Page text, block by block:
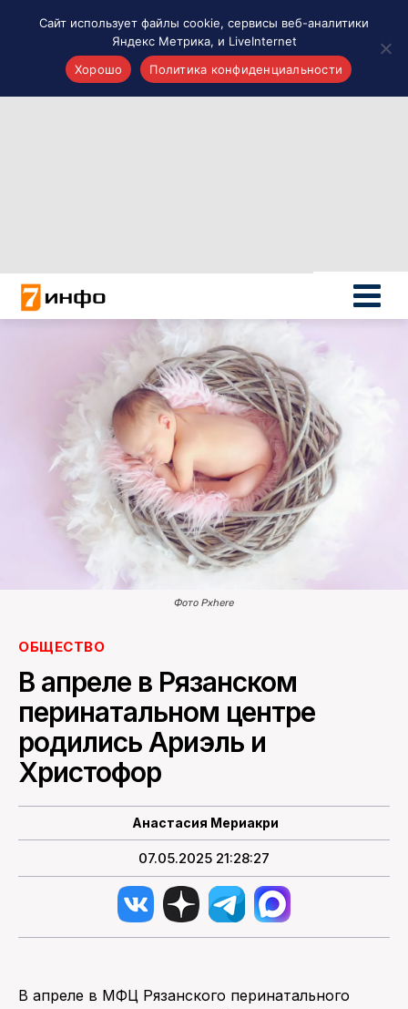
Новости России
Политика
Новости мира
Все материалы 7инфо
ПОИСК ПО САЙТУ
Фото Pxhere
ОБЩЕСТВО
В апреле в Рязанском
перинатальном центре
родились Ариэль и
Христофор
Анастасия Мериакри
07.05.2025 21:28:27
В апреле в МФЦ Рязанского перинатального
Сайт использует файлы cookie, сервисы веб-аналитики
Яндекс Метрика, и LiveInternet
Хорошо
Политика конфиденциальности